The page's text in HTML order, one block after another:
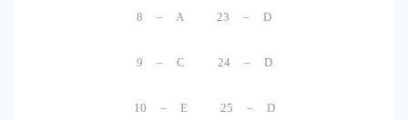
8 – A 23 – D
9 – C 24 – D
10 – E 25 – D